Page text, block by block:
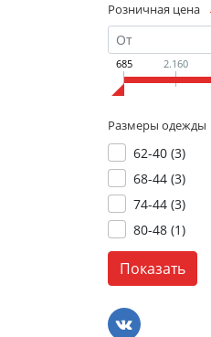
Розничная цена
685 2.160
Размеры одежды
62-40 (3)
68-44 (3)
74-44 (3)
80-48 (1)